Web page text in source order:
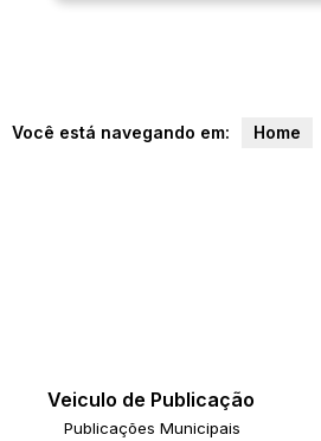
Você está navegando em: Home
Veiculo de Publicação